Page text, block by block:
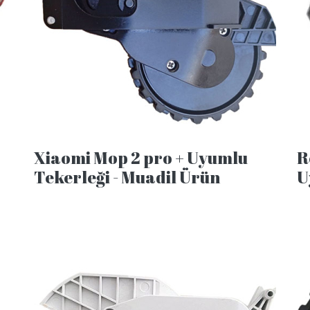
Xiaomi Mop 2 pro + Uyumlu
Tekerleği - Muadil Ürün